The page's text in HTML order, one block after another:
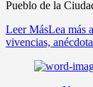
Pueblo de la
Leer MásLea más
vivencias,